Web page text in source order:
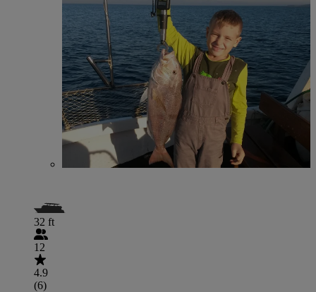
32 ft
12
4.9
(6)